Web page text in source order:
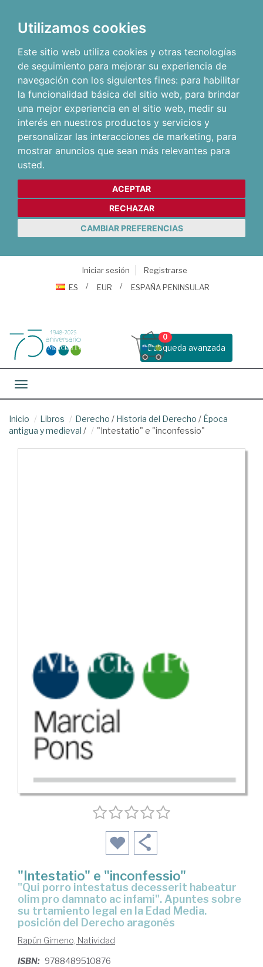
Utilizamos cookies
Este sitio web utiliza cookies y otras tecnologías
de seguimiento para mejorar su experiencia de
navegación con los siguientes fines: para habilitar
la funcionalidad básica del sitio web, para brindar
una mejor experiencia en el sitio web, medir su
interés en nuestros productos y servicios y
personalizar las interacciones de marketing, para
mostrar anuncios que sean más relevantes para
usted.
ACEPTAR
RECHAZAR
CAMBIAR PREFERENCIAS
Iniciar sesión
Registrarse
ES
EUR ESPAÑA PENINSULAR
Busqueda avanzada
0
Toggle navigation
Inicio Libros Derecho / Historia del Derecho / Época
antigua y medieval / "Intestatio" e "inconfessio"
"Intestatio" e "inconfessio"
"qui porro intestatus decesserit habeatur
olim pro damnato ac infami". Apuntes sobre
su trtamiento legal en la Edad Media.
posición del Derecho aragonés
Rapún Gimeno, Natividad
ISBN: 9788489510876